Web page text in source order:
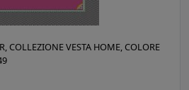
COLLEZIONE VESTA HOME, COLORE